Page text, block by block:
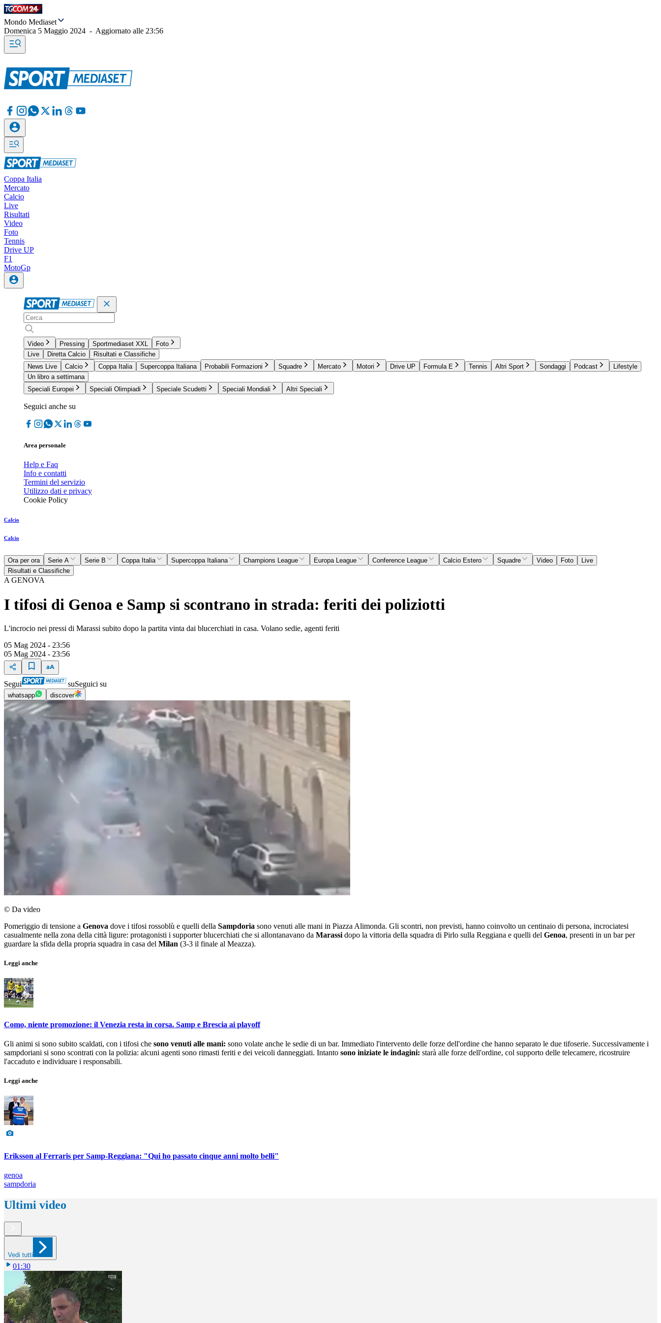
Mondo Mediaset
Domenica 5 Maggio 2024 - Aggiornato alle 23:56
Coppa Italia
Mercato
Calcio
Live
Risultati
Video
Foto
Tennis
Drive UP
F1
MotoGp
Video Pressing Sportmediaset XXL
Foto
Live
Diretta Calcio
Risultati e Classifiche
News Live
Calcio Coppa Italia Supercoppa Italiana Probabili Formazioni Squadre Mercato Motori Drive UP Formula E Tennis Altri Sport Sondaggi Podcast
Lifestyle
Un libro a settimana
Speciali Europei
Speciali Olimpiadi Speciale Scudetti Speciali Mondiali Altri Speciali
Seguici anche su
Area personale
Help e Faq
Info e contatti
Termini del servizio
Utilizzo dati e privacy
Cookie Policy
Calcio
Calcio
Ora per ora Serie A Serie B Coppa Italia Supercoppa Italiana Champions League Europa League Conference League Calcio Estero Squadre Video Foto
Live
Risultati e Classifiche
A GENOVA
I tifosi di Genoa e Samp si scontrano in strada: feriti dei poliziotti
L'incrocio nei pressi di Marassi subito dopo la partita vinta dai blucerchiati in casa. Volano sedie, agenti feriti
05 Mag 2024 - 23:56
05 Mag 2024 - 23:56
Segui suSeguici su
whatsapp discover
© Da video
Pomeriggio di tensione a Genova dove i tifosi rossoblù e quelli della Sampdoria sono venuti alle mani in Piazza Alimonda. Gli scontri, non previsti, hanno coinvolto un centinaio di persona, incrociatesi
casualmente nella zona della città ligure: protagonisti i supporter blucerchiati che si allontanavano da Marassi dopo la vittoria della squadra di Pirlo sulla Reggiana e quelli del Genoa, presenti in un bar per
guardare la sfida della propria squadra in casa del Milan (3-3 il finale al Meazza).
Leggi anche
Como, niente promozione: il Venezia resta in corsa. Samp e Brescia ai playoff
Gli animi si sono subito scaldati, con i tifosi che sono venuti alle mani: sono volate anche le sedie di un bar. Immediato l'intervento delle forze dell'ordine che hanno separato le due tifoserie. Successivamente i
sampdoriani si sono scontrati con la polizia: alcuni agenti sono rimasti feriti e dei veicoli danneggiati. Intanto sono iniziate le indagini: starà alle forze dell'ordine, col supporto delle telecamere, ricostruire
l'accaduto e individuare i responsabili.
Leggi anche
Eriksson al Ferraris per Samp-Reggiana: "Qui ho passato cinque anni molto belli"
genoa
sampdoria
Ultimi video
Vedi tutti
01:30